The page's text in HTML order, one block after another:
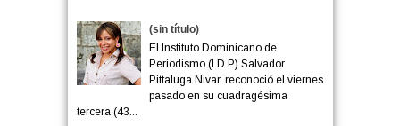
(sin título)
El Instituto Dominicano de
Periodismo (I.D.P) Salvador
Pittaluga Nivar, reconoció el viernes
pasado en su cuadragésima
tercera (43...